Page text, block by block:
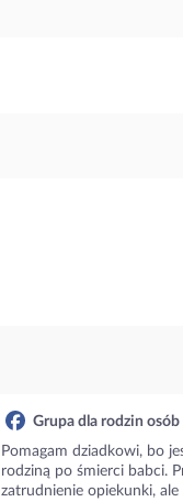
Grupa dla rodzin osób
Pomagam dziadkowi, bo
rodziną po śmierci babci.
zatrudnienie opiekunki, ale